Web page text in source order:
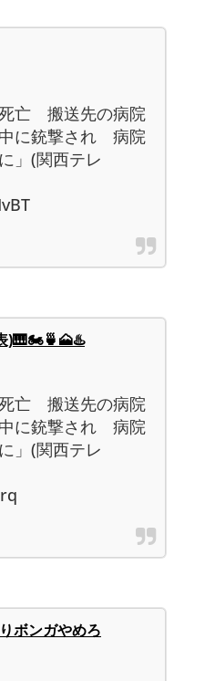
死亡 搬送先の病院
に銃撃され 病院
」(関西テレ
)🎹🏍🍵🗻♨️
死亡 搬送先の病院
に銃撃され 病院
」(関西テレ
ボンガやめろ